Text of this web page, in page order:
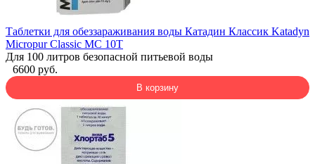
Таблетки для обеззараживания воды Катадин Классик Katadyn
Micropur Classic MC 10T
Для 100 литров безопасной питьевой воды
6600 руб.
В корзину